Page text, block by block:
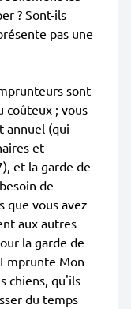
? Sont-ils
pas une
sont
coûteux ; vous
annuel (qui
et
et la garde de
de
que vous avez
aux autres
la garde de
Mon
chiens, qu'ils
du temps